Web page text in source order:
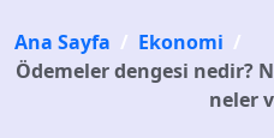
Ana Sayfa / Ekonomi /
Ödemeler dengesi nedir?
neler